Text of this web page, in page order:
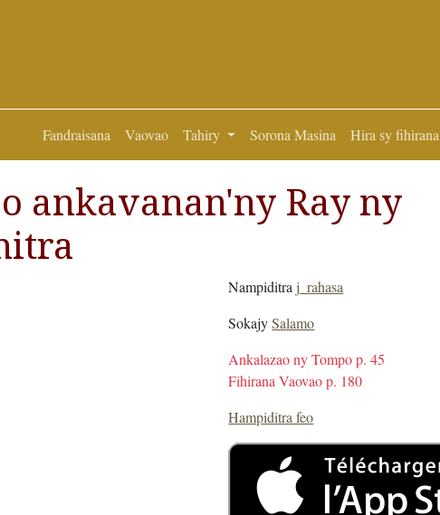
Fandraisana Vaovao Tahiry Sorona Masina Hira sy fihirana
ankavanan'ny Ray ny
Nampiditra j_rahasa
SokajySalamo
Ankalazao ny Tompo p. 45
Fihirana Vaovao p. 180
Hampiditra feo